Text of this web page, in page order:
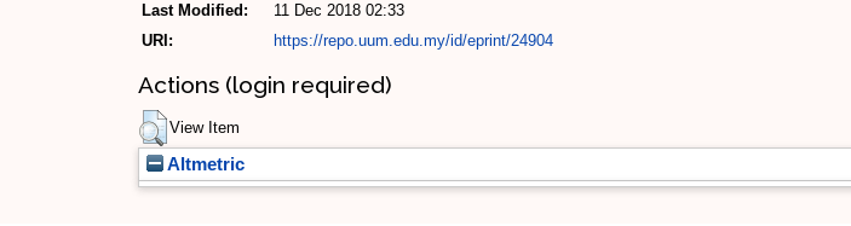
Last Modified:
11 Dec 2018 02:33
URI:
https://repo.uum.edu.my/id/eprint/24904
Actions (login required)
View Item
Altmetric